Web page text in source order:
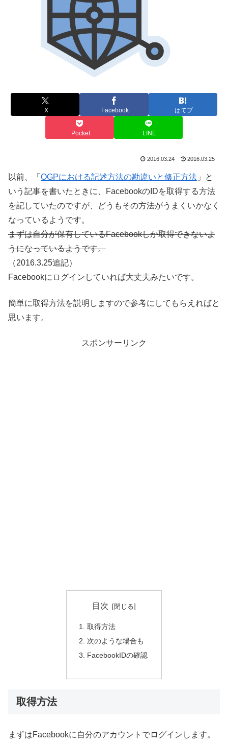
X Facebook はてブ
Pocket LINE
2016.03.24 2016.03.25
以前、「 OGPにおける記述方法の勘違いと修正方法 」と
いう記事を書いたときに、FacebookのIDを取得する方法
を記していたのですが、どうもその方法がうまくいかなく
なっているようです。
まずは自分が保有しているFacebookしか取得できないよ
うになっているようです。
（2016.3.25追記）
Facebookにログインしていれば大丈夫みたいです。
簡単に取得方法を説明しますので参考にしてもらえればと
思います。
スポンサーリンク
目次
取得方法
次のような場合も
FacebookIDの確認
取得方法
まずはFacebookに自分のアカウントでログインします。